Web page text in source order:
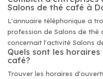
Salons de thé café à
L'annuaire téléphonique a
profession de Salons de thé
concernait l'activité Salons
Quels sont les
café?
Trouver les horaires